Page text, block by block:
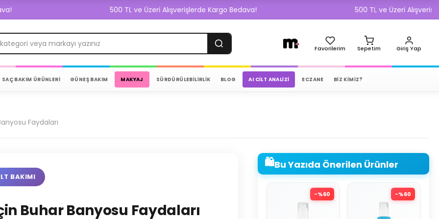
500 TL ve Üzeri Alışverişlerde Kargo Bedava! 500 TL ve Üzeri Alışverişlerde
Favorilerim Sepetim Giriş Yap
SAÇ BAKIM ÜRÜNLERİ GÜNEŞ BAKIM MAKYAJ SÜRDÜRÜLEBİLİRLİK BLOG AI CILT ANALIZI ECZANE BİZ KİMİZ?
Faydaları
BAKIMI
Buhar Banyosu Faydaları
🛍️Bu Yazıda Önerilen Ürünler
-%60 -%60